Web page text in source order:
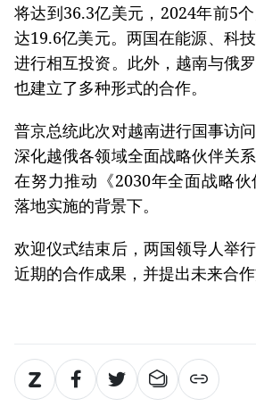
将达到36.3亿美元，2024年前5
达19.6亿美元。两国在能源、科
进行相互投资。此外，越南与俄
也建立了多种形式的合作。
普京总统此次对越南进行国事访
深化越俄各领域全面战略伙伴关
在努力推动《2030年全面战略伙
落地实施的背景下。
欢迎仪式结束后，两国领导人举
近期的合作成果，并提出未来合作